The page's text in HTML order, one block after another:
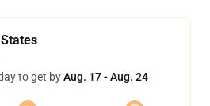
to get byAug. 17 - Aug. 24